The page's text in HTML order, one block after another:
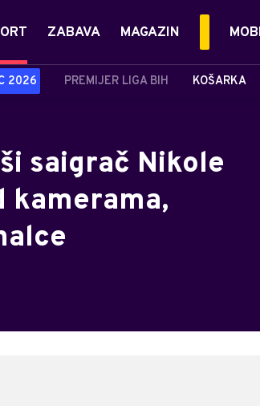
2026 PREMIJER LIGA BIH KOŠARKA
ZABAVA MAGAZIN
saigrač Nikole
kamerama,